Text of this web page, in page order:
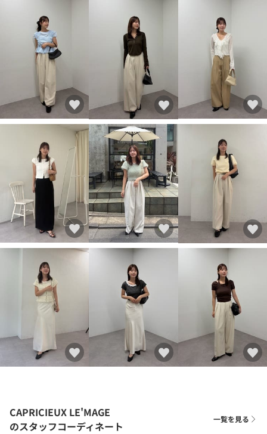
CAPRICIEUX LE'MAGE
のスタッフコーディネート
一覧を見る